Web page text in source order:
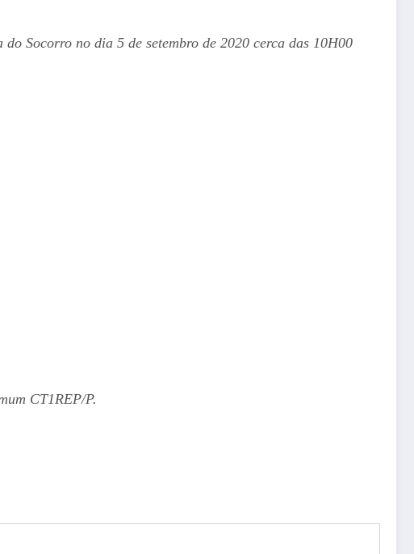
Socorro no dia 5 de setembro de 2020 cerca das 10H00
CT1REP/P.